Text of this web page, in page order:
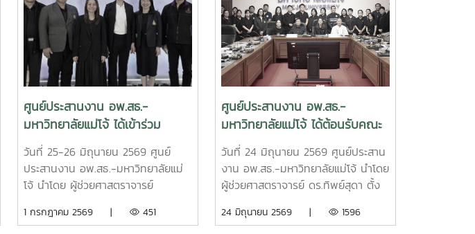
ศูนย์ประสานงาน อพ.สธ.-
มหาวิทยาลัยแม่โจ้ ได้เข้าร่วม
ประชุมเชิงปฏิบัติการ เรื่อง การ
แลกเปลี่ยนเรียนรู้ระหว่างเครือข่าย
C-อพ.สธ. ประจำปีงบประมาณ
พ.ศ. 2569
วันที่ 25-26 มิถุนายน 2569 ศูนย์
ประสานงาน อพ.สธ.-มหาวิทยาลัยแม่
โจ้ นำโดย ผู้ช่วยศาสตราจารย์
ศูนย์ประสานงาน อพ.สธ.-มหาวิทยาลัย
1 กรกฎาคม 2569 | 451
ศูนย์ประสานงาน อพ.สธ.-
มหาวิทยาลัยแม่โจ้ ได้ต้อนรับคณะ
ศึกษาดูงานจาก เทศบาลเมืองต้น
เปา จังหวัดเชียงใหม่
วันที่ 24 มิถุนายน 2569 ศูนย์ประสาน
งาน อพ.สธ.-มหาวิทยาลัยแม่โจ้ นำโดย
ผู้ช่วยศาสตราจารย์ ดร.ทิพย์สุดา ตั้ง
อพ.สธ.-มหาวิทยาลัยแม่โจ้ และเจ้า
24 มิถุนายน 2569 | 1596